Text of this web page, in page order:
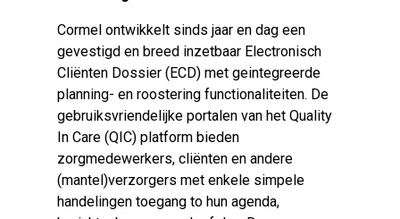
Cormel ontwikkelt sinds jaar en dag een
gevestigd en breed inzetbaar Electronisch
Cliënten Dossier (ECD) met geintegreerde
planning- en roostering functionaliteiten. De
gebruiksvriendelijke portalen van het Quality
In Care (QIC) platform bieden
zorgmedewerkers, cliënten en andere
(mantel)verzorgers met enkele simpele
handelingen toegang to hun agenda,